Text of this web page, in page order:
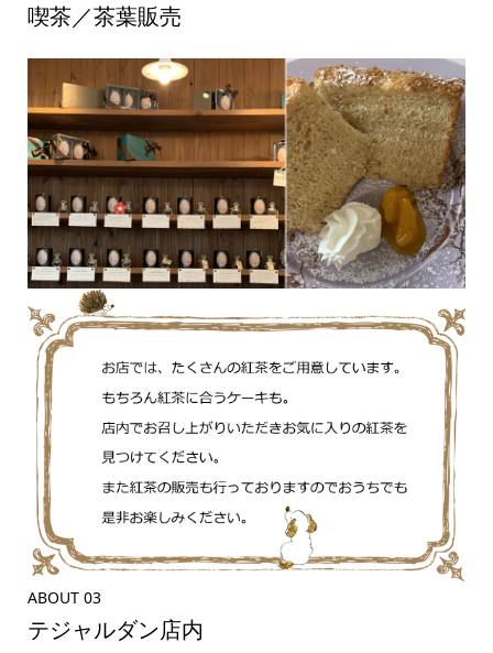
喫茶／茶葉販売
ABOUT 03
テジャルダン店内